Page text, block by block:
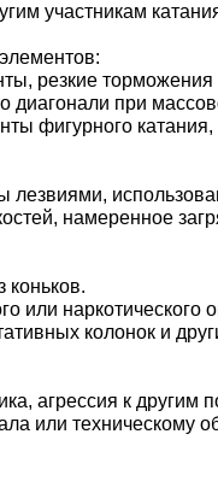
участникам
резкие торможения
диагонали при
фигурного
лезвиями,
намеренное
коньков.
или наркотического
колонок и
агрессия к другим
или техническому